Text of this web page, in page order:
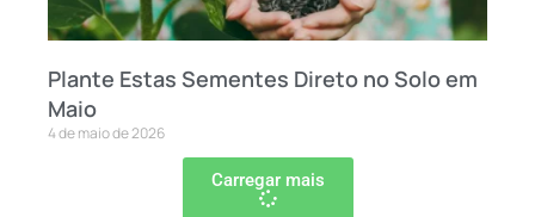
Plante Estas Sementes Direto no Solo em
Maio
4 de maio de 2026
Carregar mais